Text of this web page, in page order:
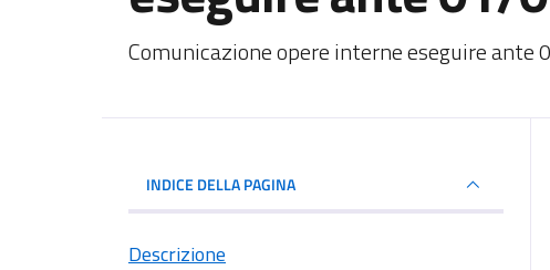
Dettagli del documento
Comunicazione opere interne eseguire ante
INDICE DELLA PAGINA
Descrizione